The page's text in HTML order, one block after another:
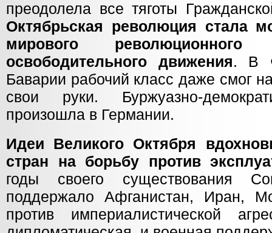
преодолела все тяготы
Октябрьская революция стала
мирового
освободительного движения. В
Баварии рабочий класс даже смог
свои руки. Буржуазно-
произошла в Германии.
Идеи Великого Октября
стран на борьбу против
годы своего существования
поддержало Афганистан, Иран,
против империалистической